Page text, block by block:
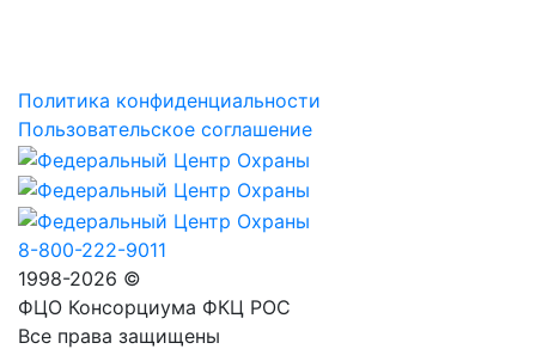
Политика конфиденциальности
Пользовательское соглашение
8-800-222-9011
1998-2026 ©
ФЦО Консорциума ФКЦ РОС
Все права защищены